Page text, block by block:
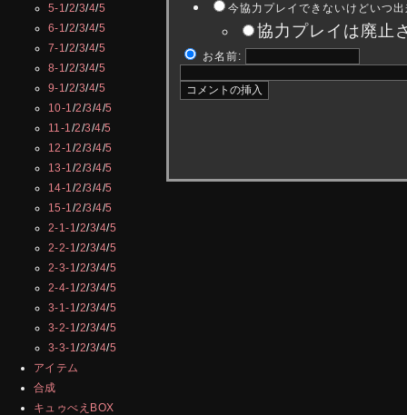
5-1/2/3/4/5
6-1/2/3/4/5
7-1/2/3/4/5
8-1/2/3/4/5
9-1/2/3/4/5
10-1 /2/3/4/5
11-1 /2/3/4/5
12-1 /2/3/4/5
13-1 /2/3/4/5
14-1 /2/3/4/5
15-1 /2/3/4/5
2-1-1/2/3/4/5
2-2-1/2/3/4/5
2-3-1/2/3/4/5
2-4-1/2/3/4/5
3-1-1/2/3/4/5
3-2-1/2/3/4/5
3-3-1/2/3/4/5
アイテム
合成
キュゥべえBOX
今協力プレイできないけどいつ
協力プレイは廃止
お名前: